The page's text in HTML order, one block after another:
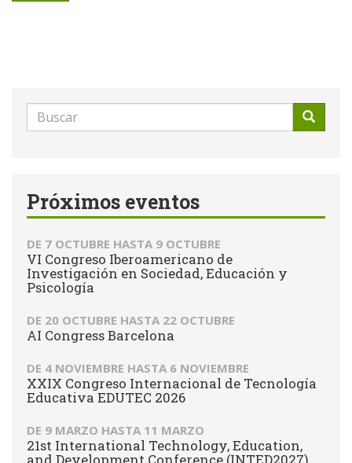
Formulario
de
Próximos eventos
DE 7 OCTUBRE HASTA 9 OCTUBRE
VI Congreso Iberoamericano de
Investigación en Sociedad, Educación y
Psicología
DE 20 OCTUBRE HASTA 22 OCTUBRE
AI Congress Barcelona
DE 4 NOVIEMBRE HASTA 6 NOVIEMBRE
XXIX Congreso Internacional de Tecnología
Educativa EDUTEC 2026
DE 9 MARZO HASTA 11 MARZO
21st International Technology, Education,